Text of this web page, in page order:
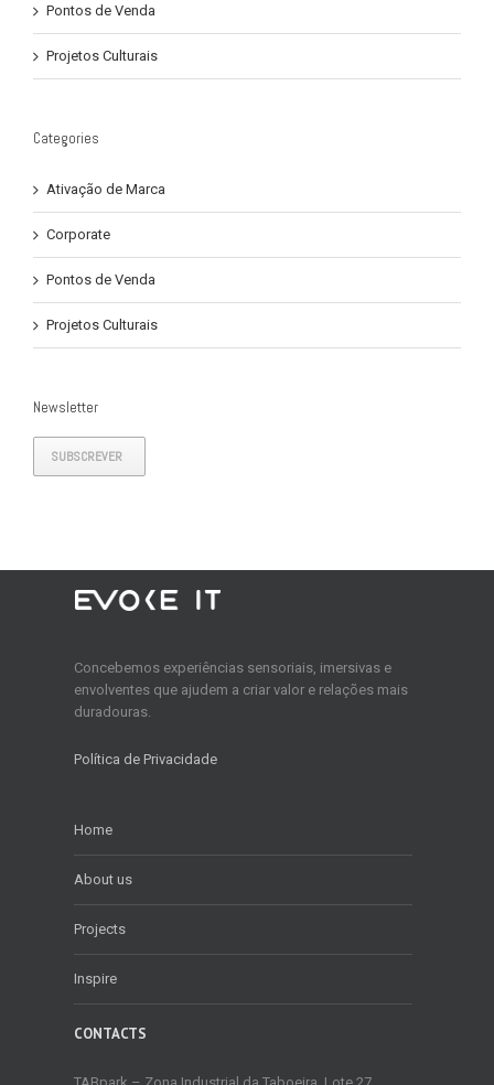
Pontos de Venda
Projetos Culturais
Categories
Ativação de Marca
Corporate
Pontos de Venda
Projetos Culturais
Newsletter
SUBSCREVER
Concebemos experiências sensoriais, imersivas e
envolventes que ajudem a criar valor e relações mais
duradouras.
Política de Privacidade
Home
About us
Projects
Inspire
CONTACTS